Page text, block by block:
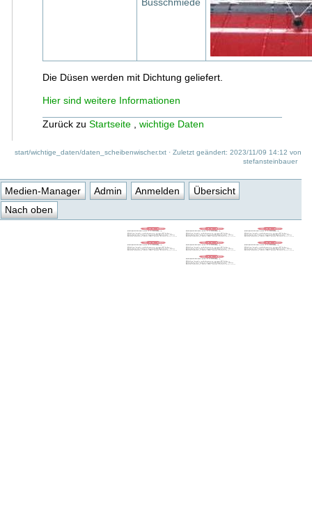
Die Düsen werden mit Dichtung geliefert.
Hier sind weitere Informationen
Zurück zu Startseite, wichtige Daten
start/wichtige_daten/daten_scheibenwischer.txt · Zuletzt geändert: 2023/11/09 14:12 von
stefansteinbauer
Medien-Manager Admin Anmelden
Übersicht
Nach oben